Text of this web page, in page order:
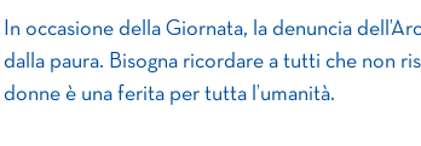
In occasione della Giornata, la denuncia
dalla paura. Bisogna ricordare a tutti che non
donne è una ferita per tutta l’umanità.